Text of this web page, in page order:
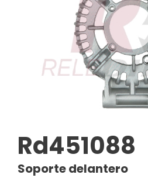
Rd451088
Soporte delantero